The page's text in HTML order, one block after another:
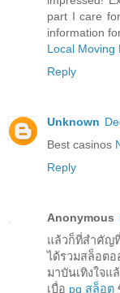
part I care
information
Local Moving
Reply
Unknown
Best casinos
Reply
Anonymous
แล้วก็ที่สำคัญที่
ได้รวมสล็อต
มาบันเทิงใจ
เบื่อ pg สล็อต